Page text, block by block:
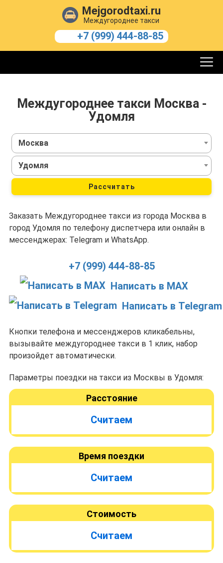
Mejgorodtaxi.ru
Междугороднее такси
+7 (999) 444-88-85
Междугороднее такси Москва -
Удомля
Москва
Удомля
Рассчитать
Заказать Междугороднее такси из города Москва в
город Удомля по телефону диспетчера или онлайн в
мессенджерах: Telegram и WhatsApp.
+7 (999) 444-88-85
Написать в MAX
Написать в Telegram
Кнопки телефона и мессенджеров кликабельны,
вызывайте междугороднее такси в 1 клик, набор
произойдет автоматически.
Параметры поездки на такси из Москвы в Удомля:
Расстояние
Считаем
Время поездки
Считаем
Стоимость
Считаем